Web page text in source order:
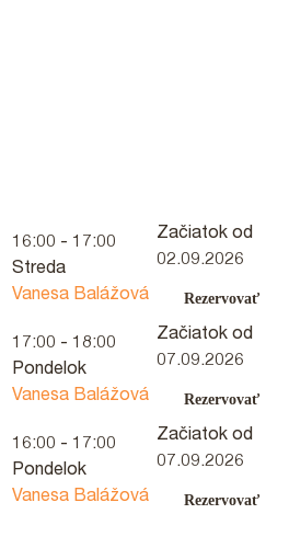
16:00 - 17:00
Streda
Vanesa Balážová
Začiatok od
02.09.2026
Rezervovať
17:00 - 18:00
Pondelok
Vanesa Balážová
Začiatok od
07.09.2026
Rezervovať
16:00 - 17:00
Pondelok
Vanesa Balážová
Začiatok od
07.09.2026
Rezervovať